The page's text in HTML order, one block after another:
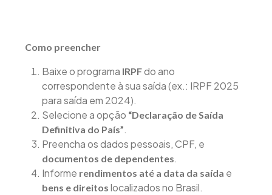
Como preencher
Baixe o programa IRPFdo ano
correspondente à sua saída (ex.: IRPF 2025
para saída em 2024).
Selecione a opção “Declaração de Saída
Definitiva do País”.
Preencha os dados pessoais, CPF, e
documentos de dependentes.
Informe rendimentos até a data da saída e
bens e direitos localizados no Brasil.